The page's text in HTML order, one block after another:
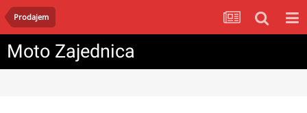
Prodajem
Moto Zajednica